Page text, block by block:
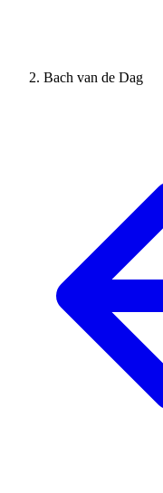
Bach van de Dag